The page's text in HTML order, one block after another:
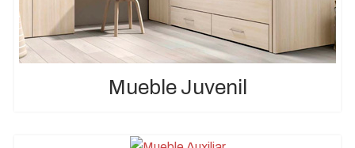
Mueble Juvenil